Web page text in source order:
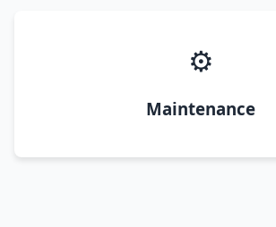
⚙️
Maintenance